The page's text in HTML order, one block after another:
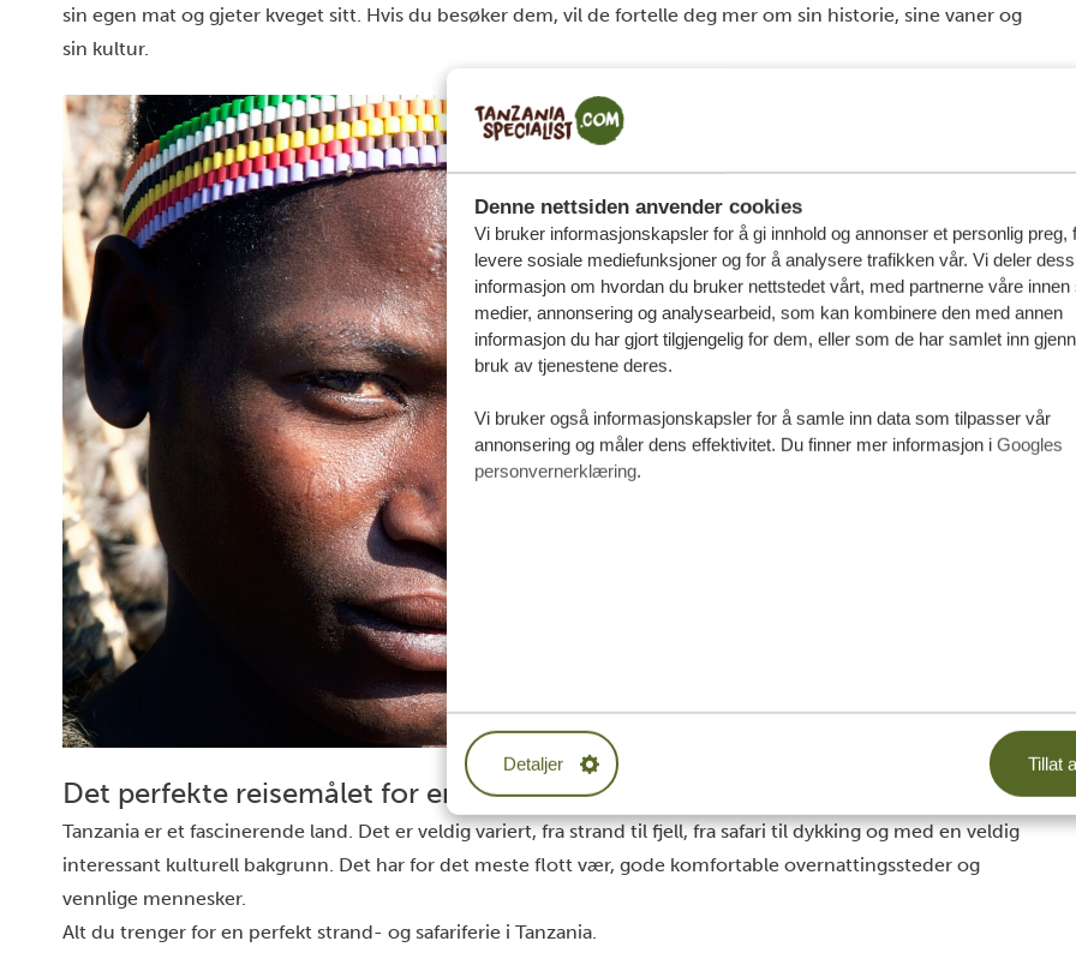
Denne nettsiden anvender cookies
Vi bruker informasjonskapsler for å gi innhold og annonser et personlig preg,
levere sosiale mediefunksjoner og for å analysere trafikken vår. Vi deler
informasjon om hvordan du bruker nettstedet vårt, med partnerne våre innen
medier, annonsering og analysearbeid, som kan kombinere den med annen
informasjon du har gjort tilgjengelig for dem, eller som de har samlet inn
bruk av tjenestene deres.
Vi bruker også informasjonskapsler for å samle inn data som tilpasser vår
annonsering og måler dens effektivitet. Du finner mer informasjon i Googles
personvernerklæring.
Detaljer Tillat
sin egen mat og gjeter kveget sitt. Hvis du besøker dem, vil de fortelle deg mer om sin historie, sine vaner og
sin kultur.
Det perfekte reisemålet for en strand- og safariferie: Tanzania, Afrika
Tanzania er et fascinerende land. Det er veldig variert, fra strand til fjell, fra safari til dykking og med en veldig
interessant kulturell bakgrunn. Det har for det meste flott vær, gode komfortable overnattingssteder og
vennlige mennesker.
Alt du trenger for en perfekt strand- og safariferie i Tanzania.